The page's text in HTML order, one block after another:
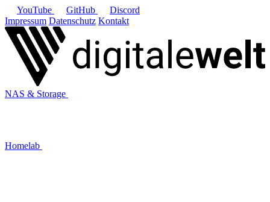
YouTube GitHub
Discord
Impressum Datenschutz Kontakt
NAS & Storage
Homelab